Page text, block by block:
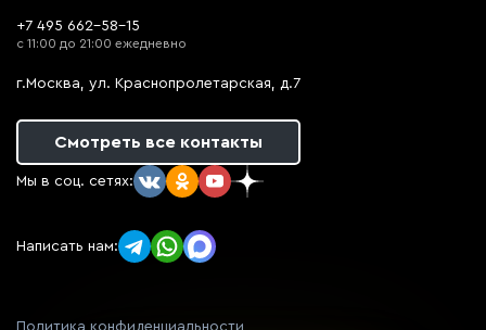
+7 495 662-58-15
с 11:00 до 21:00 ежедневно
г.Москва, ул. Краснопролетарская, д.7
Смотреть все контакты
Мы в соц. сетях:
Написать нам:
Политика конфиденциальности